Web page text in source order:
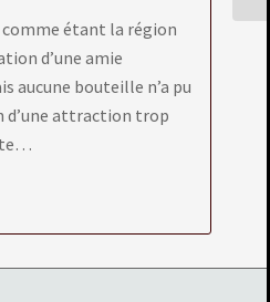
comme étant la région
d’une amie
aucune bouteille n’a pu
d’une attraction trop